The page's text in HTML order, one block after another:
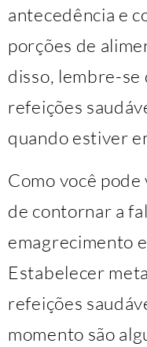
antecedência e
porções de
disso, lembre-
refeições
quando estiver
Como você
de contornar a
emagrecimento
Estabelecer
refeições
momento são